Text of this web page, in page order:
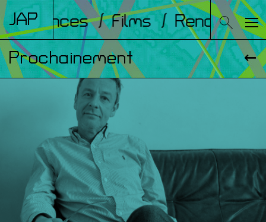
JAP / Films / Rencontres
Prochainement